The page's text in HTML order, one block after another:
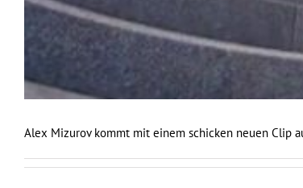
Alex Mizurov kommt mit einem schicken neuen Clip